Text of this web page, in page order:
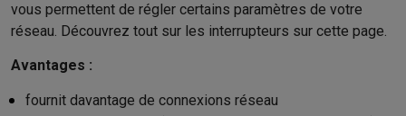
vous permettent de régler certains paramètres de votre
réseau. Découvrez tout sur les interrupteurs sur cette page.
Avantages :
fournit davantage de connexions réseau